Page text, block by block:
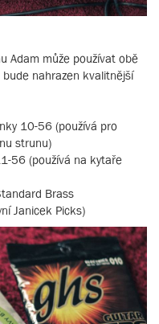
Adam může používat obě
nahrazen kvalitnější
10-56 (používá pro
strunu)
56 (používá na kytaře
Brass
Janicek Picks)